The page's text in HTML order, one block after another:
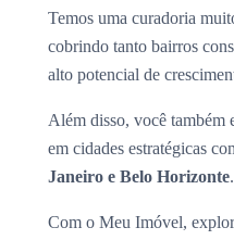
Temos uma curadoria
cobrindo tanto bairros
alto potencial de
Além disso, você também
em cidades estratégicas
Janeiro e Belo Horizonte.
Com o Meu Imóvel,